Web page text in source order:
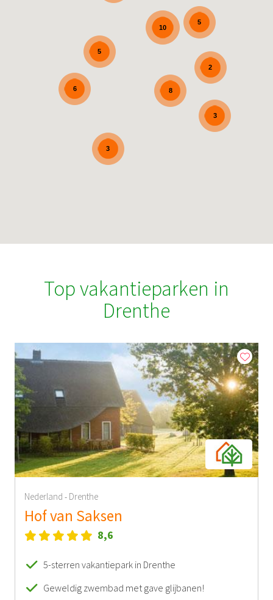
10
8
3
2
5
5
6
3
Top vakantieparken in
Drenthe
Nederland - Drenthe
Hof van Saksen
8,6
5-sterren vakantiepark in Drenthe
Geweldig zwembad met gave glijbanen!